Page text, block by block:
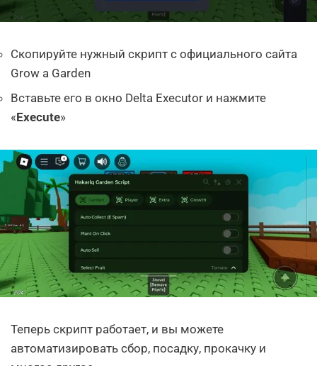
Скопируйте нужный скрипт с официального сайта
Grow a Garden
Вставьте его в окно Delta Executor и нажмите
«Execute»
Теперь скрипт работает, и вы можете
автоматизировать сбор, посадку, прокачку и